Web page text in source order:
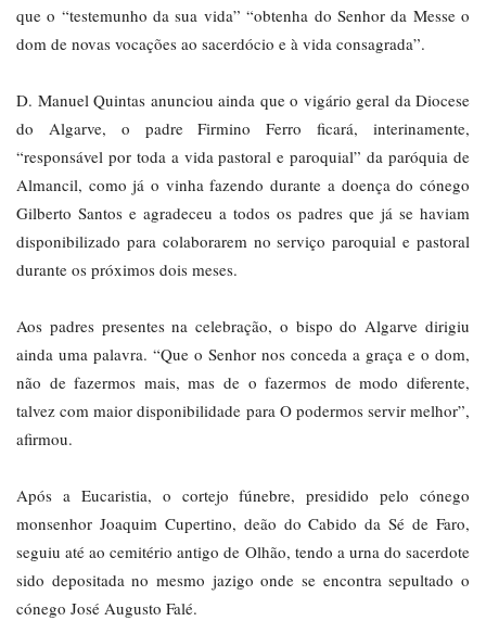
que o “testemunho da sua vida” “obtenha do Senhor da Messe o
dom de novas vocações ao sacerdócio e à vida consagrada”.
D. Manuel Quintas anunciou ainda que o vigário geral da Diocese
do Algarve, o padre Firmino Ferro ficará, interinamente,
“responsável por toda a vida pastoral e paroquial” da paróquia de
Almancil, como já o vinha fazendo durante a doença do cónego
Gilberto Santos e agradeceu a todos os padres que já se haviam
disponibilizado para colaborarem no serviço paroquial e pastoral
durante os próximos dois meses.
Aos padres presentes na celebração, o bispo do Algarve dirigiu
ainda uma palavra. “Que o Senhor nos conceda a graça e o dom,
não de fazermos mais, mas de o fazermos de modo diferente,
talvez com maior disponibilidade para O podermos servir melhor”,
afirmou.
Após a Eucaristia, o cortejo fúnebre, presidido pelo cónego
monsenhor Joaquim Cupertino, deão do Cabido da Sé de Faro,
seguiu até ao cemitério antigo de Olhão, tendo a urna do sacerdote
sido depositada no mesmo jazigo onde se encontra sepultado o
cónego José Augusto Falé.